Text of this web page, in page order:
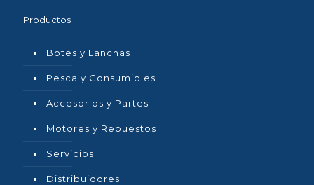
Productos
Botes y Lanchas
Pesca y Consumibles
Accesorios y Partes
Motores y Repuestos
Servicios
Distribuidores